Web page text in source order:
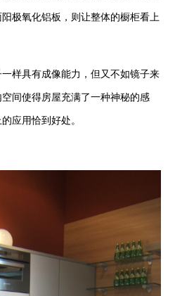
极氧化铝板，则让整体的橱柜看上
样具有成像能力，但又不如镜子来
间使得房屋充满了一种神秘的感
应用恰到好处。